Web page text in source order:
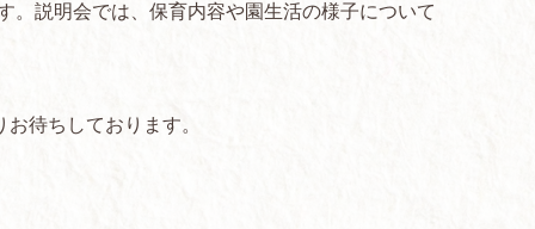
。説明会では、保育内容や園生活の様子について
待ちしております。